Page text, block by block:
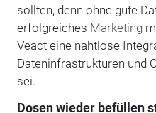
sollten, denn ohne gute
erfolgreiches Marketing
Veact eine nahtlose
Dateninfrastrukturen und
sei.
Dosen wieder befüllen